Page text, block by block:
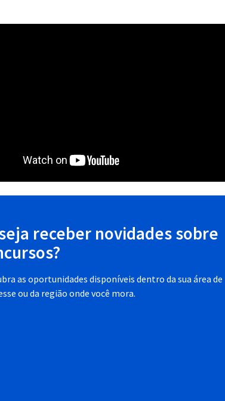
receber novidades sobre
as oportunidades disponíveis dentro da sua área de
ou da região onde você mora.